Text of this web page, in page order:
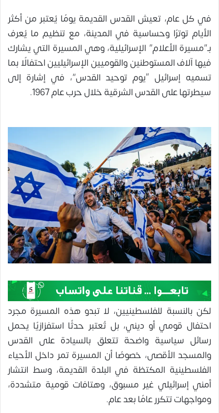
في كل عام، تعيش القدس القديمة يومًا يُعتبر من أكثر
الأيام توترًا وحساسية في المدينة، مع تنظيم ما يُعرف
بـ”مسيرة الأعلام” الإسرائيلية، وهي المسيرة التي يشارك
فيها آلاف المستوطنين والقوميين الإسرائيليين احتفالًا بما
تسميه إسرائيل “يوم توحيد القدس”، في إشارة إلى
سيطرتها على القدس الشرقية خلال حرب عام 1967.
لكن بالنسبة للفلسطينيين، لا تبدو هذه المسيرة مجرد
احتفال قومي أو ديني، بل تُعتبر حدثًا استفزازيًا يحمل
رسائل سياسية واضحة تتعلق بالسيادة على القدس
والمسجد الأقصى، خصوصًا أن المسيرة تمر داخل الأحياء
الفلسطينية المكتظة في البلدة القديمة، وسط انتشار
أمني إسرائيلي غير مسبوق، وهتافات قومية متشددة،
ومواجهات تتكرر عامًا بعد عام.